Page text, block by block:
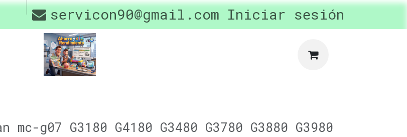
Drivers Contáctenos Ofertas y Promociones
servicon90@gmail.com Iniciar sesión
g07 G3180 G4180 G3480 G3780 G3880 G3980